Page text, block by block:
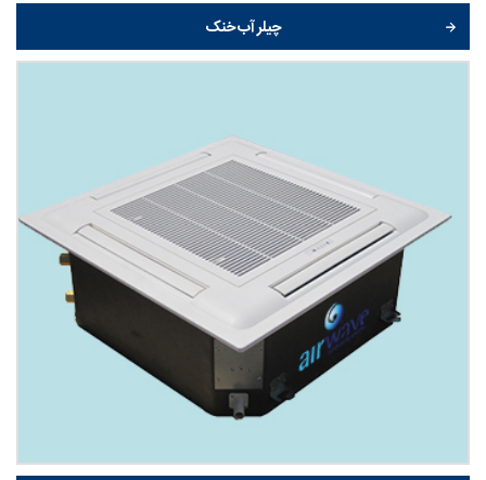
چیلر آب خنک